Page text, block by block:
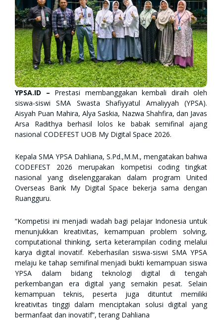
YPSA.ID – Prestasi membanggakan kembali diraih oleh
siswa-siswi SMA Swasta Shafiyyatul Amaliyyah (YPSA).
Aisyah Puan Mahira, Alya Saskia, Nazwa Shahfira, dan Javas
Arsa Radithya berhasil lolos ke babak semifinal ajang
nasional CODEFEST UOB My Digital Space 2026.
Kepala SMA YPSA Dahliana, S.Pd.,M.M., mengatakan bahwa
CODEFEST 2026 merupakan kompetisi coding tingkat
nasional yang diselenggarakan dalam program United
Overseas Bank My Digital Space bekerja sama dengan
Ruangguru.
“Kompetisi ini menjadi wadah bagi pelajar Indonesia untuk
menunjukkan kreativitas, kemampuan problem solving,
computational thinking, serta keterampilan coding melalui
karya digital inovatif. Keberhasilan siswa-siswi SMA YPSA
melaju ke tahap semifinal menjadi bukti kemampuan siswa
YPSA dalam bidang teknologi digital di tengah
perkembangan era digital yang semakin pesat. Selain
kemampuan teknis, peserta juga dituntut memiliki
kreativitas tinggi dalam menciptakan solusi digital yang
bermanfaat dan inovatif”, terang Dahliana